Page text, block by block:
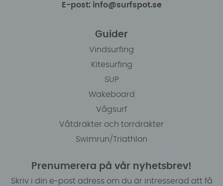
E-post: info@surfspot.se
Guider
Vindsurfing
Kitesurfing
SUP
Wakeboard
Vågsurf
Våtdräkter och torrdräkter
Swimrun/Triathlon
Prenumerera på vår nyhetsbrev!
Skriv i din e-post adress om du är intresserad att få